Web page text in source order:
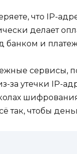
что IP-
делает
банком и
сервисы,
за утечки IP-
так, чтобы